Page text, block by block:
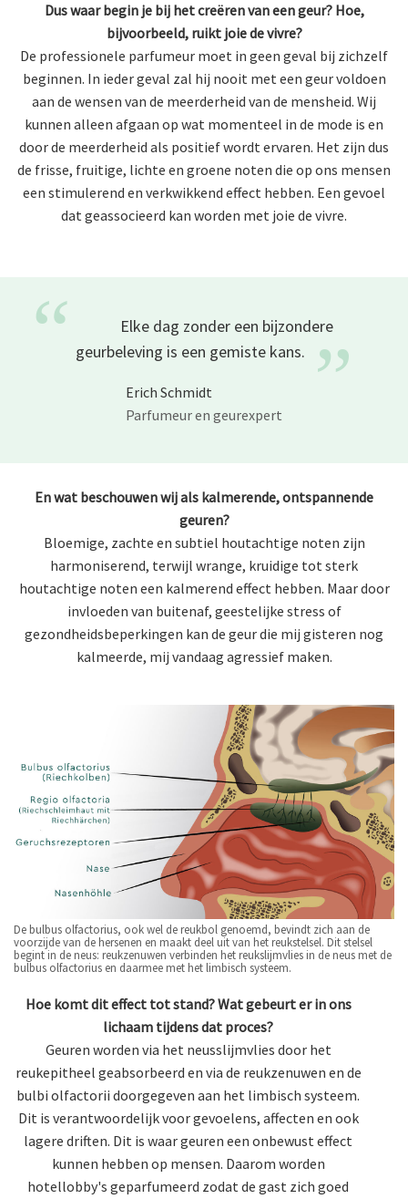
Dus waar begin je bij het creëren van een geur? Hoe,
bijvoorbeeld, ruikt joie de vivre?
De professionele parfumeur moet in geen geval bij zichzelf
beginnen. In ieder geval zal hij nooit met een geur voldoen
aan de wensen van de meerderheid van de mensheid. Wij
kunnen alleen afgaan op wat momenteel in de mode is en
door de meerderheid als positief wordt ervaren. Het zijn dus
de frisse, fruitige, lichte en groene noten die op ons mensen
een stimulerend en verkwikkend effect hebben. Een gevoel
dat geassocieerd kan worden met joie de vivre.
“
Elke dag zonder een bijzondere
geurbeleving is een gemiste kans. ”
Erich Schmidt
Parfumeur en geurexpert
En wat beschouwen wij als kalmerende, ontspannende
geuren?
Bloemige, zachte en subtiel houtachtige noten zijn
harmoniserend, terwijl wrange, kruidige tot sterk
houtachtige noten een kalmerend effect hebben. Maar door
invloeden van buitenaf, geestelijke stress of
gezondheidsbeperkingen kan de geur die mij gisteren nog
kalmeerde, mij vandaag agressief maken.
De bulbus olfactorius, ook wel de reukbol genoemd, bevindt zich aan de
voorzijde van de hersenen en maakt deel uit van het reukstelsel. Dit stelsel
begint in de neus: reukzenuwen verbinden het reukslijmvlies in de neus met de
bulbus olfactorius en daarmee met het limbisch systeem.
Hoe komt dit effect tot stand? Wat gebeurt er in ons
lichaam tijdens dat proces?
Geuren worden via het neusslijmvlies door het
reukepitheel geabsorbeerd en via de reukzenuwen en de
bulbi olfactorii doorgegeven aan het limbisch systeem.
Dit is verantwoordelijk voor gevoelens, affecten en ook
lagere driften. Dit is waar geuren een onbewust effect
kunnen hebben op mensen. Daarom worden
hotellobby's geparfumeerd zodat de gast zich goed